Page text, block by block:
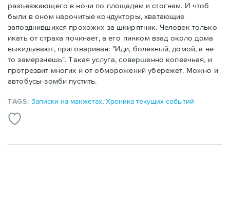
разъезжающего в ночи по площадям и стогнам. И чтоб
были в оном нарочитые кондукторы, хватающие
запозднившихся прохожих за шкирятник. Человек только
икать от страха починает, а его пинком взад около дома
выкидывают, приговаривая: "Иди, болезный, домой, а не
то замерзнешь". Такая услуга, совершенно копеечная, и
протрезвит многих и от обморожений убережет. Можно и
автобусы-зомби пустить.
TAGS:Записки на манжетах,Хроника текущих событий